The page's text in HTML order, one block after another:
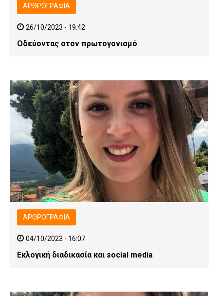
ΑΡΘΡΟΓΡΑΦΊΑ
26/10/2023 - 19:42
Οδεύοντας στον πρωτογονισμό
ΑΡΘΡΟΓΡΑΦΊΑ
04/10/2023 - 16:07
Εκλογική διαδικασία και social media